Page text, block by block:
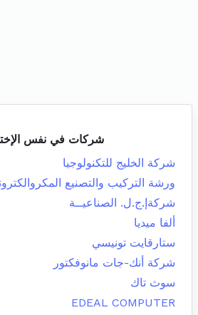
شركات في نفس
شركة الخليج للتكنولوجيا
ورشة التركيب والتصنيع
شركةإ.ج.ل. الصناعيــة
ألفا ميديا
ستارقايت تونيسي
شركة أنك-جات مانوفكتور
سوث تاك
EDEAL COMPUTER